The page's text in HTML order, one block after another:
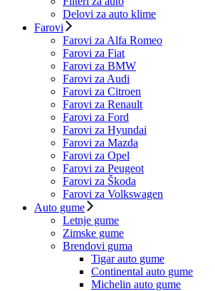
Delovi za auto klime
Farovi
Farovi za Alfa Romeo
Farovi za Fiat
Farovi za BMW
Farovi za Audi
Farovi za Citroen
Farovi za Renault
Farovi za Ford
Farovi za Hyundai
Farovi za Mazda
Farovi za Opel
Farovi za Peugeot
Farovi za Škoda
Farovi za Volkswagen
Auto gume
Letnje gume
Zimske gume
Brendovi guma
Tigar auto gume
Continental auto gume
Michelin auto gume